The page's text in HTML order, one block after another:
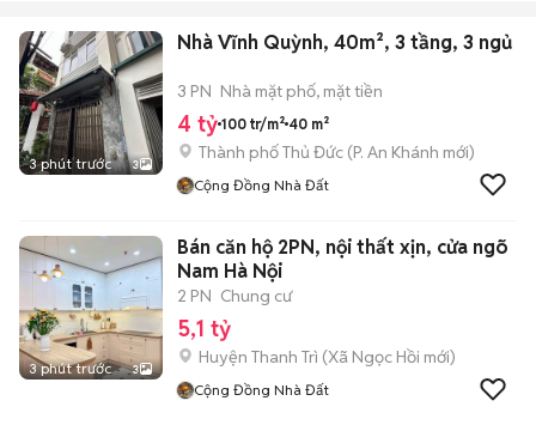
3 phút trước 3
Nhà Vĩnh Quỳnh, 40m², 3 tầng, 3 ngủ
3 PN Nhà mặt phố, mặt tiền
4 tỷ 100 tr/m² 40 m²
Thành phố Thủ Đức (P. An Khánh mới)
Cộng Đồng Nhà Đất
3 phút trước 3
Bán căn hộ 2PN, nội thất xịn, cửa ngõ
Nam Hà Nội
2 PN Chung cư
5,1 tỷ
Huyện Thanh Trì (Xã Ngọc Hồi mới)
Cộng Đồng Nhà Đất